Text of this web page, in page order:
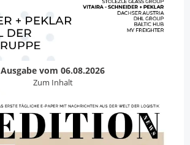
Ausgabe vom 06.08.2026
Zum Inhalt